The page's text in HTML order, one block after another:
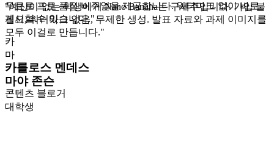
"예산이 없는 학생에게 Nano Banana는 구세주입니다. 가입 불
필요, 워터마크 없음, 무제한 생성. 발표 자료와 과제 이미지를
모두 이걸로 만듭니다."
마
마야 존슨
대학생
무료로 프로 품질 비주얼을 제공합니다. 워터마크 없이 바로
게시할 수 있습니다."
카
카를로스 멘데스
콘텐츠 블로거